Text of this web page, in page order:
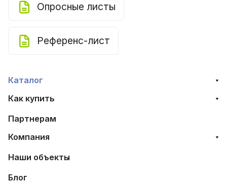
Опросные листы
Референс-лист
Каталог
Как купить
Партнерам
Компания
Наши объекты
Блог